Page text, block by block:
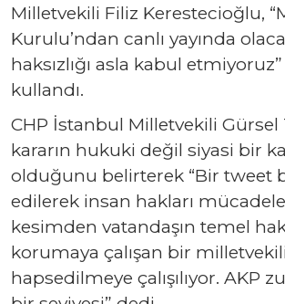
Milletvekili Filiz Kerestecioğlu,
Kurulu’ndan canlı yayında
haksızlığı asla kabul
kullandı.
CHP İstanbul Milletvekili Gürsel
kararın hukuki değil siyasi bir
olduğunu belirterek “Bir tweet
edilerek insan hakları
kesimden vatandaşın temel
korumaya çalışan bir milletvekili
hapsedilmeye çalışılıyor. AKP